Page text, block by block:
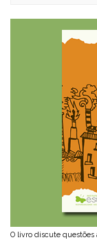
O livro discute